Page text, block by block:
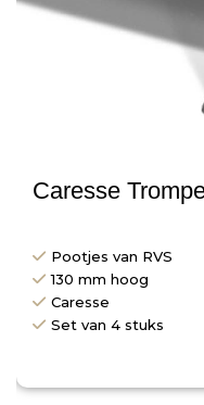
Caresse
Pootjes van RVS
130 mm hoog
Caresse
Set van 4 stuks